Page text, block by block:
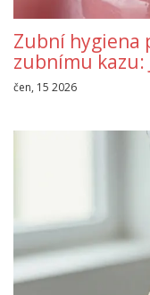
Zubní hygiena
zubnímu kazu:
čen, 15 2026